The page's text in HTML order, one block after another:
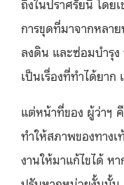
การขุดที่มาจากหลา
ลงดิน และซ่อมบำรุ
เป็นเรื่องที่ทำได้ยา
แต่หน้าที่ของ ผู้ว่าฯ
ทำให้สภาพของทาง
งานให้มาแก้ไขได้ ห